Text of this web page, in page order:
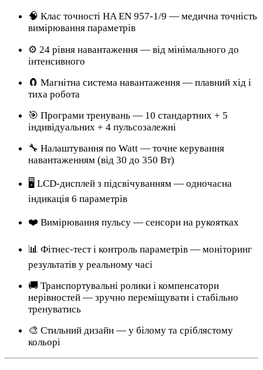
🧠 Клас точності HA EN 957-1/9 — медична точність
вимірювання параметрів
⚙️ 24 рівня навантаження — від мінімального до
інтенсивного
🧲 Магнітна система навантаження — плавний хід і
тиха робота
🎯 Програми тренувань — 10 стандартних + 5
індивідуальних + 4 пульсозалежні
🔧 Налаштування по Watt — точне керування
навантаженням (від 30 до 350 Вт)
🖥️ LCD-дисплей з підсвічуванням — одночасна
індикація 6 параметрів
❤️ Вимірювання пульсу — сенсори на рукоятках
📊 Фітнес-тест і контроль параметрів — моніторинг
результатів у реальному часі
🚚 Транспортувальні ролики і компенсатори
нерівностей — зручно переміщувати і стабільно
тренуватись
🎨 Стильний дизайн — у білому та сріблястому
кольорі